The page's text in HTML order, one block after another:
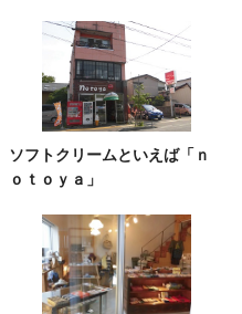
ソフトクリームといえば「ｎ
ｏｔｏｙａ」